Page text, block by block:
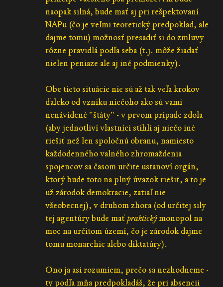
naopak silná, bude mať aj pri rešpektovaní
NAPu (čo je veľmi teoretický predpoklad, ale
dajme tomu) možnosť presadiť si do zmluvy
rôzne pravidlá podľa seba (t.j. môže žiadať
nielen peniaze ale aj iné podmienky).
Obe tieto situácie nie sú až tak veľa krokov
ďaleko od vzniku niečoho ako sú vami
nenávidené "štáty" - v prvom prípade zdola
(aby jednotliví vlastníci stihli aj niečo iné
riešiť než len spoločnú obranu, namiesto
každodenného valného zhromaždenia
spojencov sa časom určite ustanoví orgán,
ktorý bude toto na plný úväzok riešiť, a to je
už zárodok demokracie, zatiaľ nie
všeobecnej), v druhom zhora (od určitej sily
tej agentúry bude maťpraktickýmonopol na
moc na určitom území, čo je zárodok dajme
tomu monarchie alebo diktatúry).
Ono ja asi rozumiem, prečo sa nezhodneme -
ty podľa mňa predpokladáš, že pri absencii